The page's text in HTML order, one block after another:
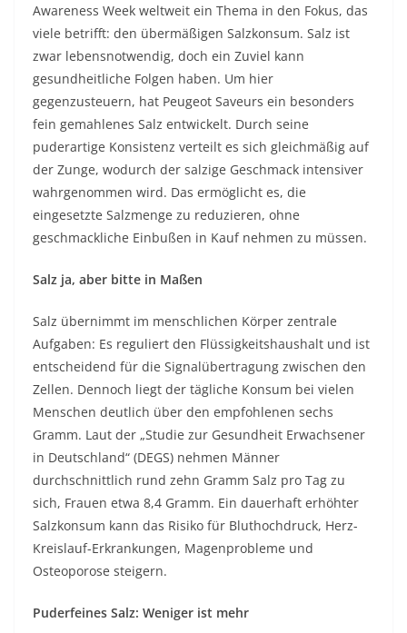
Awareness Week weltweit ein Thema in den Fokus, das
viele betrifft: den übermäßigen Salzkonsum. Salz ist
zwar lebensnotwendig, doch ein Zuviel kann
gesundheitliche Folgen haben. Um hier
gegenzusteuern, hat Peugeot Saveurs ein besonders
fein gemahlenes Salz entwickelt. Durch seine
puderartige Konsistenz verteilt es sich gleichmäßig auf
der Zunge, wodurch der salzige Geschmack intensiver
wahrgenommen wird. Das ermöglicht es, die
eingesetzte Salzmenge zu reduzieren, ohne
geschmackliche Einbußen in Kauf nehmen zu müssen.
Salz ja, aber bitte in Maßen
Salz übernimmt im menschlichen Körper zentrale
Aufgaben: Es reguliert den Flüssigkeitshaushalt und ist
entscheidend für die Signalübertragung zwischen den
Zellen. Dennoch liegt der tägliche Konsum bei vielen
Menschen deutlich über den empfohlenen sechs
Gramm. Laut der „Studie zur Gesundheit Erwachsener
in Deutschland“ (DEGS) nehmen Männer
durchschnittlich rund zehn Gramm Salz pro Tag zu
sich, Frauen etwa 8,4 Gramm. Ein dauerhaft erhöhter
Salzkonsum kann das Risiko für Bluthochdruck, Herz-
Kreislauf-Erkrankungen, Magenprobleme und
Osteoporose steigern.
Puderfeines Salz: Weniger ist mehr